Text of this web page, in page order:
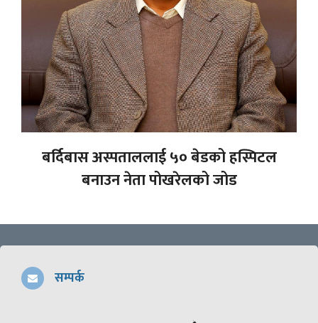
बर्दिबास अस्पताललाई ५० बेडको हस्पिटल
बनाउन नेता पोखरेलको जोड
सम्पर्क